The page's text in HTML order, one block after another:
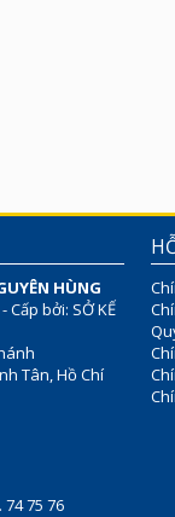
HÙNG
Cấp bởi: SỞ KẾ
Tân, Hồ Chí
75 76